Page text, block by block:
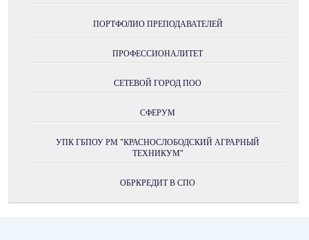
ПОРТФОЛИО ПРЕПОДАВАТЕЛЕЙ
ПРОФЕССИОНАЛИТЕТ
СЕТЕВОЙ ГОРОД ПОО
СФЕРУМ
УПК ГБПОУ РМ "КРАСНОСЛОБОДСКИЙ АГРАРНЫЙ
ТЕХНИКУМ"
ОБРКРЕДИТ В СПО